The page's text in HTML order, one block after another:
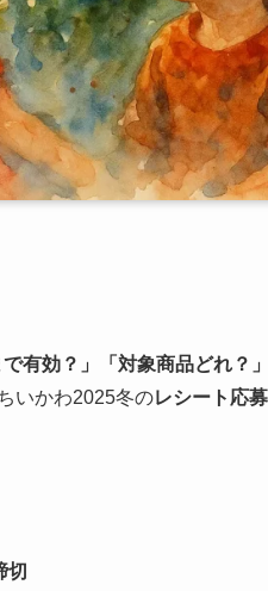
有効？」「対象商品どれ？
いかわ2025冬のレシート応
切